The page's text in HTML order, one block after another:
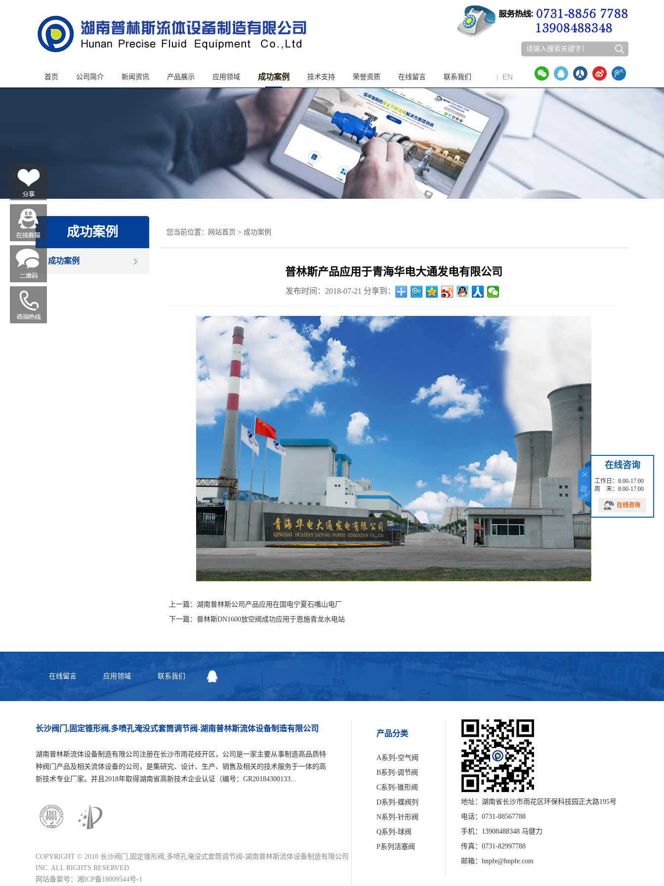
首页 公司简介 新闻资讯 产品展示 应用领域 成功案例 技术支持 荣誉资质 在线留言 联系我们 | EN
成功案例
成功案例
您当前位置： 网站首页 > 成功案例
普林斯产品应用于青海华电大通发电有限公司
发布时间：2018-07-21 分享到：
上一篇： 湖南普林斯公司产品应用在国电宁夏石嘴山电厂
下一篇： 普林斯DN1600放空阀成功应用于恩施青龙水电站
在线留言 应用领域 联系我们
长沙阀门,固定锥形阀,多喷孔淹没式套筒调节阀-湖南普林斯流体设备制造有限公司
湖南普林斯流体设备制造有限公司注册在长沙市雨花经开区，公司是一家主要从事制造高品质特
种阀门产品及相关流体设备的公司，是集研究、设计、生产、销售及相关的技术服务于一体的高
新技术专业厂家。并且2018年取得湖南省高新技术企业认证（编号：GR20184300133...
COPYRIGHT © 2018 长沙阀门,固定锥形阀,多喷孔淹没式套筒调节阀-湖南普林斯流体设备制造有限公司
INC. ALL RIGHTS RESERVED.
网站备案号：湘ICP备18009544号-1
产品分类
A系列-空气阀
B系列-调节阀
C系列-锥形阀
D系列-蝶阀列
N系列-针形阀
Q系列-球阀
P系列活塞阀
地址：湖南省长沙市雨花区环保科技园正大路195号
电话：0731-88567788
手机：13908488348 马健力
传真：0731-82997788
邮箱：hnpfe@hnpfe.com
在线咨询
工作日：8:00-17:00
周 末：8:00-17:00
在线咨询